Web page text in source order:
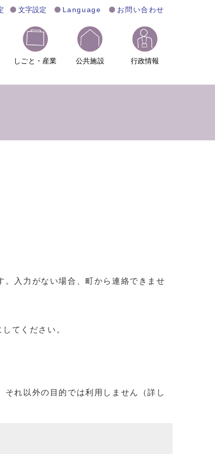
文字設定 Language お問い合わせ
しごと・産業 公共施設 行政情報
入力がない場合、町から連絡できませ
てください。
れ以外の目的では利用しません（詳し